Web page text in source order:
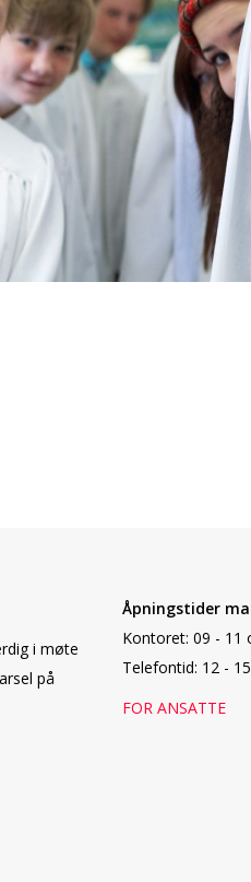
i møte
på
Åpningstider
Kontoret: 09 - 11
Telefontid: 12 - 15
FOR ANSATTE